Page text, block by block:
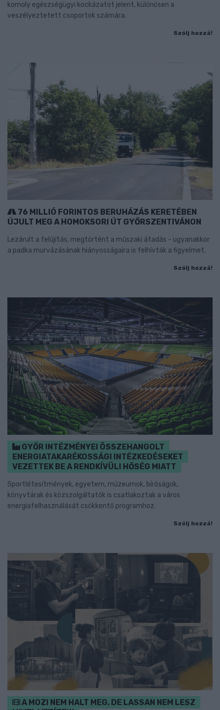
komoly egészségügyi kockázatot jelent, különösen a
veszélyeztetett csoportok számára.
Szólj hozzá!
76 MILLIÓ FORINTOS BERUHÁZÁS KERETÉBEN
ÚJULT MEG A HOMOKSORI ÚT GYŐRSZENTIVÁNON
Lezárult a felújítás, megtörtént a műszaki átadás - ugyanakkor
a padka murvázásának hiányosságaira is felhívták a figyelmet.
Szólj hozzá!
GYŐR INTÉZMÉNYEI ÖSSZEHANGOLT
ENERGIATAKARÉKOSSÁGI INTÉZKEDÉSEKET
VEZETTEK BE A RENDKÍVÜLI HŐSÉG MIATT
Sportlétesítmények, egyetem, múzeumok, bíróságok,
könyvtárak és közszolgáltatók is csatlakoztak a város
energiafelhasználását csökkentő programhoz.
Szólj hozzá!
A MOZI NEM HALT MEG, DE LASSAN NEM LESZ